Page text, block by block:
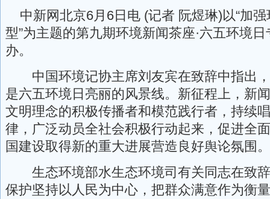
中新网北京6月6日电 (记者 阮煜琳)以“加
型”为主题的第九期环境新闻茶座·六五环境
办。
中国环境记协主席刘友宾在致辞中指出，
是六五环境日亮丽的风景线。新征程上，新
文明理念的积极传播者和模范践行者，持续
律，广泛动员全社会积极行动起来，促进全
国建设取得新的重大进展营造良好舆论氛围。
生态环境部水生态环境司有关同志在致辞
保护坚持以人民为中心，把群众满意作为衡